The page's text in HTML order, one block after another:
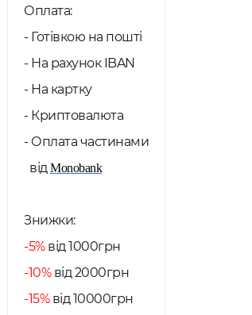
Оплата:
- Готівкою на пошті
- На рахунок IBAN
- На картку
- Криптовалюта
- Оплата частинами
відMonobank
Знижки:
-5%від 1000грн
-10%від 2000грн
-15%від 10000грн